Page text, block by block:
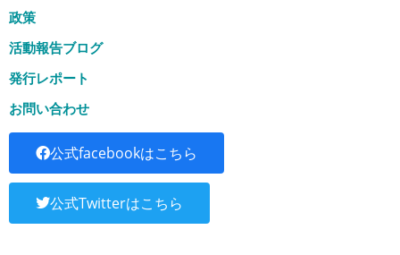
政策
活動報告ブログ
発行レポート
お問い合わせ
公式facebookはこちら
公式Twitterはこちら